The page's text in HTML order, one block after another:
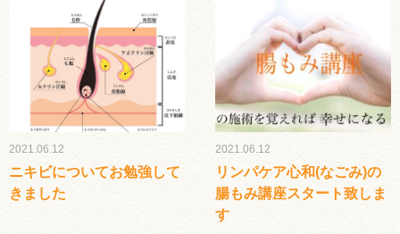
2021.06.12
ニキビについてお勉強して
きました
2021.06.12
リンパケア心和(なごみ)の
腸もみ講座スタート致しま
す